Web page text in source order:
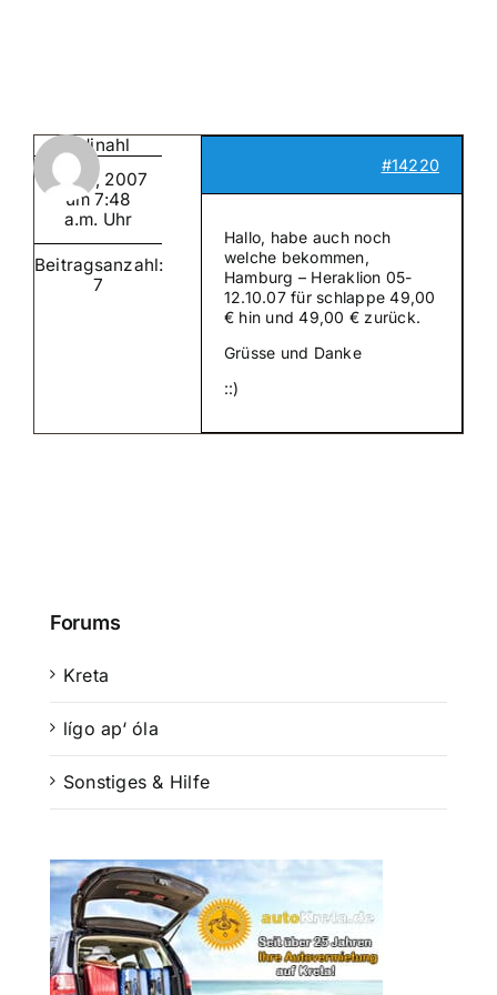
Mein
cardinahl
Mai 9, 2007
um 7:48
a.m. Uhr
Beitragsanzahl:
7
#14220
Hallo, habe auch noch
welche bekommen,
Hamburg – Heraklion 05-
12.10.07 für schlappe 49,00
€ hin und 49,00 € zurück.
Grüsse und Danke
::)
Forums
Kreta
lígo ap‘ óla
Sonstiges & Hilfe